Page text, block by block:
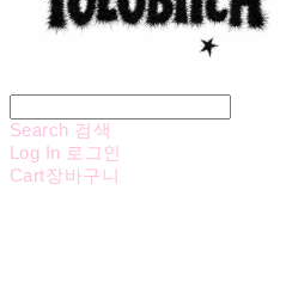
Search 검색
Log In 로그인
Cart장바구니